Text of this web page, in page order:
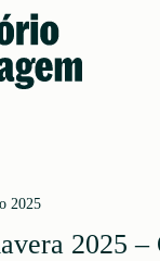
2025
2025